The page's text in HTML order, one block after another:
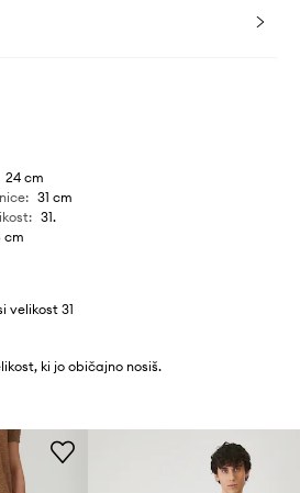
24 cm
: 31 cm
: 31.
cm
velikost 31
ki jo običajno nosiš.